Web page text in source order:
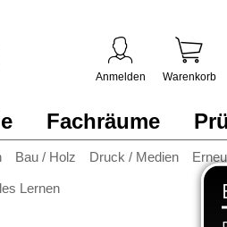
Bau / Holz Druck / Medien
Lernen
Fachräume
Anmelden Warenkorb